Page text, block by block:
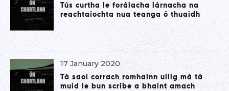
Tús curtha le forálacha lárnacha na
reachtaíochta nua teanga ó thuaidh
17 January 2020
Tá saol corrach romhainn uilig má tá
muid le bun scríbe a bhaint amach